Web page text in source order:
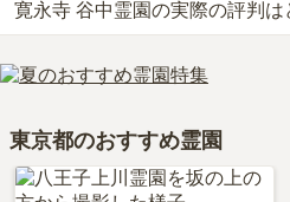
特に気になるような点はありませ
れいにしてあっていつも気持ちよ
周辺施設 4.0
い。食事は上野駅の方まで歩き、
なお、寛永寺 谷中霊園がある東京
（墓石代別途）です。
お墓は、価格が高いものがよい、安
公共交通機関の場合、東北線｢日暮里
詳しいルートや地図は、本ページの
確認ください。
寛永寺 谷中霊園の実際の評判は
当サイトに寄せられた総合評価は、
辺施設が高く評価されています。
台東区なので、地ぐらいも高そうだ
里から徒歩5分で着くので大変便利
い。」といったお声をいただいてお
東京都のおすすめ霊園